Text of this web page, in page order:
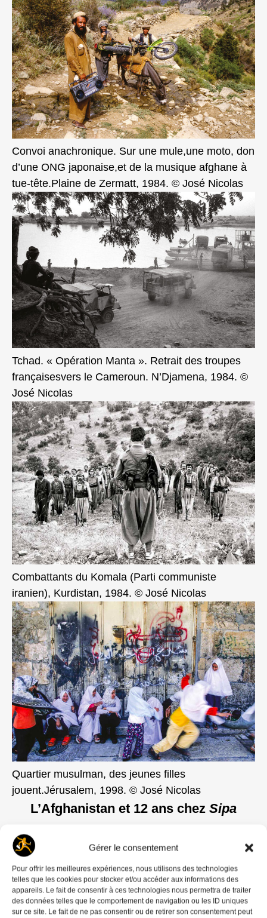
Gérer le consentement
Pour offrir les meilleures expériences, nous utilisons des technologies
telles que les cookies pour stocker et/ou accéder aux informations des
appareils. Le fait de consentir à ces technologies nous permettra de traiter
des données telles que le comportement de navigation ou les ID uniques
sur ce site. Le fait de ne pas consentir ou de retirer son consentement peut
Convoi anachronique. Sur une mule,une moto, don
d’une ONG japonaise,et de la musique afghane à
tue-tête.Plaine de Zermatt, 1984. © José Nicolas
Tchad. « Opération Manta ». Retrait des troupes
françaisesvers le Cameroun. N’Djamena, 1984. ©
José Nicolas
Combattants du Komala (Parti communiste
iranien), Kurdistan, 1984. © José Nicolas
Quartier musulman, des jeunes filles
jouent.Jérusalem, 1998. © José Nicolas
L’Afghanistan et 12 ans chez Sipa
Libéré de l’institution militaire,
s’engage pleinement dans le photojournalisme
humanitaire. En 1984, il part au Kurdistan irakien
avecBernard Kouchnerpour évaluer les besoins
sanitaires, mission qui le plonge au cœur des
méandres de la géopolitique. Il devient alors l’œil